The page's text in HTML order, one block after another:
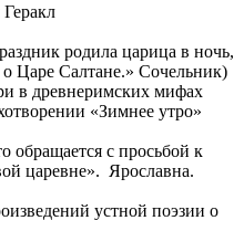
родила царица в ночь,
Царе Салтане.» Сочельник)
в древнеримских мифах
«Зимнее утро»
обращается с просьбой к
царевне». Ярославна.
устной поэзии о